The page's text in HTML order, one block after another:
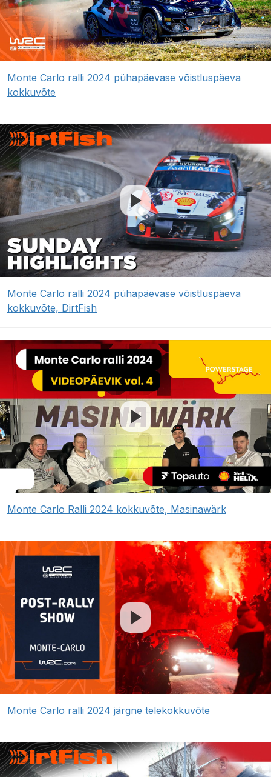
Monte Carlo ralli 2024 pühapäevase võistluspäeva
kokkuvõte
Monte Carlo ralli 2024 pühapäevase võistluspäeva
kokkuvõte, DirtFish
Monte Carlo Ralli 2024 kokkuvõte, Masinawärk
Monte Carlo ralli 2024 järgne telekokkuvõte